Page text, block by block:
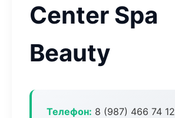
Center Spa
Beauty
Телефон: 8 (987) 466 74 12